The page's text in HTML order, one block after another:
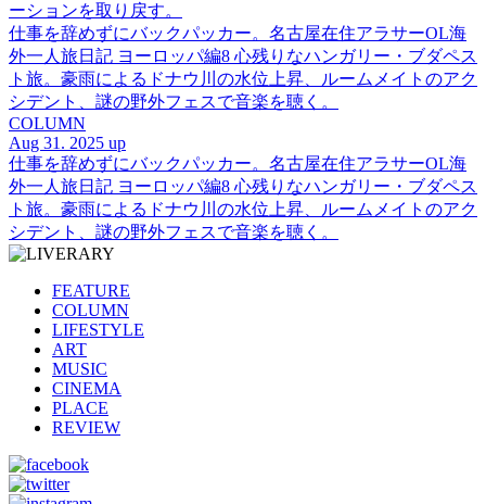
ーションを取り戻す。
仕事を辞めずにバックパッカー。名古屋在住アラサーOL海
外一人旅日記 ヨーロッパ編8 心残りなハンガリー・ブダペス
ト旅。豪雨によるドナウ川の水位上昇、ルームメイトのアク
シデント、謎の野外フェスで音楽を聴く。
COLUMN
Aug 31. 2025 up
仕事を辞めずにバックパッカー。名古屋在住アラサーOL海
外一人旅日記 ヨーロッパ編8 心残りなハンガリー・ブダペス
ト旅。豪雨によるドナウ川の水位上昇、ルームメイトのアク
シデント、謎の野外フェスで音楽を聴く。
FEATURE
COLUMN
LIFESTYLE
ART
MUSIC
CINEMA
PLACE
REVIEW